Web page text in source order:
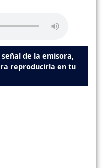
señal de la emisora,
reproducirla en tu